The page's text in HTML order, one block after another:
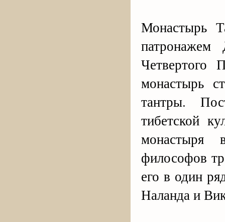
Монастырь
Четвертого
монастырь
тантры.
тибетской
монастыря
философов
его в один
Наланда и